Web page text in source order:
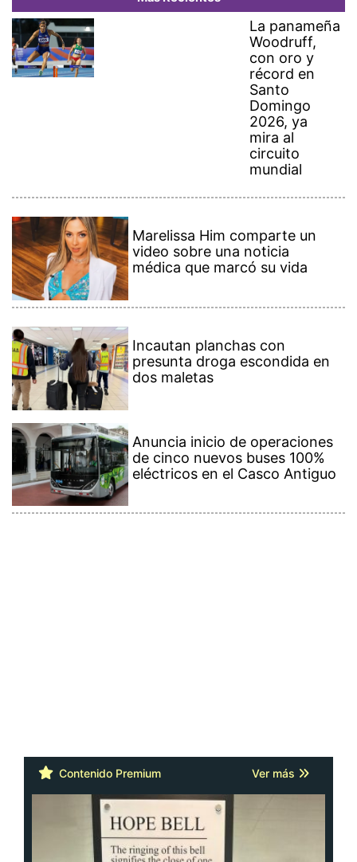
La panameña
Woodruff,
con oro y
récord en
Santo
Domingo
2026, ya
mira al
circuito
mundial
video sobre una noticia
médica que marcó su vida
presunta droga escondida en
dos maletas
de cinco nuevos buses 100%
eléctricos en el Casco Antiguo
Contenido Premium Ver más